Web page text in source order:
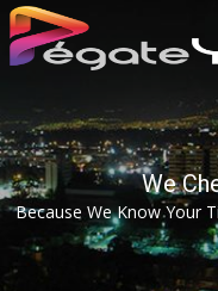
We
Because We Know Your